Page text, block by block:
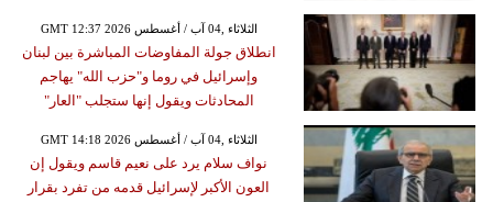
GMT 12:37 2026 الثلاثاء ,04 آب / أغسطس
انطلاق جولة المفاوضات المباشرة بين لبنان
وإسرائيل في روما و"حزب الله" يهاجم
المحادثات ويقول إنها ستجلب "العار"
GMT 14:18 2026 الثلاثاء ,04 آب / أغسطس
نواف سلام يرد على نعيم قاسم ويقول إن
العون الأكبر لإسرائيل قدمه من تفرد بقرار